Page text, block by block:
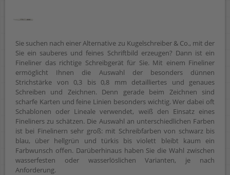
Sie suchen nach einer Alternative zu Kugelschreiber & Co., mit der
Sie ein sauberes und feines Schriftbild erzeugen? Dann ist ein
Fineliner das richtige Schreibgerät für Sie. Mit einem Fineliner
ermöglicht Ihnen die Auswahl der besonders dünnen
Strichstärke von 0,3 bis 0,8 mm detailliertes und genaues
Schreiben und Zeichnen. Denn gerade beim Zeichnen sind
scharfe Karten und feine Linien besonders wichtig. Wer dabei oft
Schablonen oder Lineale verwendet, weiß den Einsatz eines
Fineliners zu schätzen. Die Auswahl an unterschiedlichen Farben
ist bei Finelinern sehr groß: mit Schreibfarben von schwarz bis
blau, über hellgrün und türkis bis violett bleibt kaum ein
Farbwunsch offen. Darüberhinaus haben Sie die Wahl zwischen
wasserfesten oder wasserlöslichen Varianten, je nach
Anforderung.